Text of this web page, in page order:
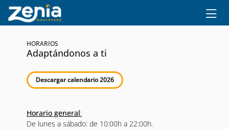
Ir al contenido principal
HORARIOS
Adaptándonos a ti
Descargar calendario 2026
Horario general:
De lunes a sábado: de 10:00h a 22:00h.